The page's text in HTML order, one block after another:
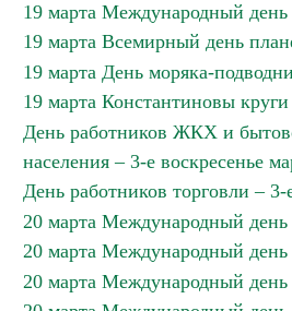
19 марта Международный день
19 марта Всемирный день
19 марта День моряка-
19 марта Константиновы круги
День работников ЖКХ и
населения – 3-е воскресенье
День работников торговли – 3-
20 марта Международный день
20 марта Международный день
20 марта Международный